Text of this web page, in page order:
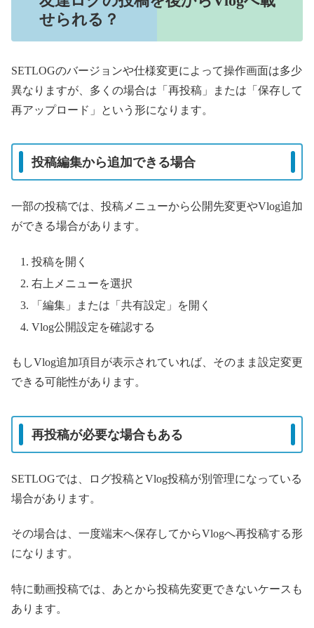
せられる？
SETLOGのバージョンや仕様変更によって操作画面は多少
異なりますが、多くの場合は「再投稿」または「保存して
再アップロード」という形になります。
投稿編集から追加できる場合
一部の投稿では、投稿メニューから公開先変更やVlog追加
ができる場合があります。
投稿を開く
右上メニューを選択
「編集」または「共有設定」を開く
Vlog公開設定を確認する
もしVlog追加項目が表示されていれば、そのまま設定変更
できる可能性があります。
再投稿が必要な場合もある
SETLOGでは、ログ投稿とVlog投稿が別管理になっている
場合があります。
その場合は、一度端末へ保存してからVlogへ再投稿する形
になります。
特に動画投稿では、あとから投稿先変更できないケースも
あります。